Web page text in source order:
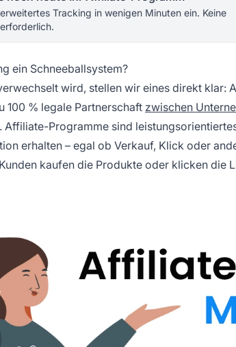
Tracking in wenigen Minuten ein. Keine
ein Schneeballsystem?
wird, stellen wir eines direkt
100 % legale Partnerschaft zwischen
Affiliate-Programme sind
erhalten – egal ob Verkauf, Klick oder
kaufen die Produkte oder klicken die